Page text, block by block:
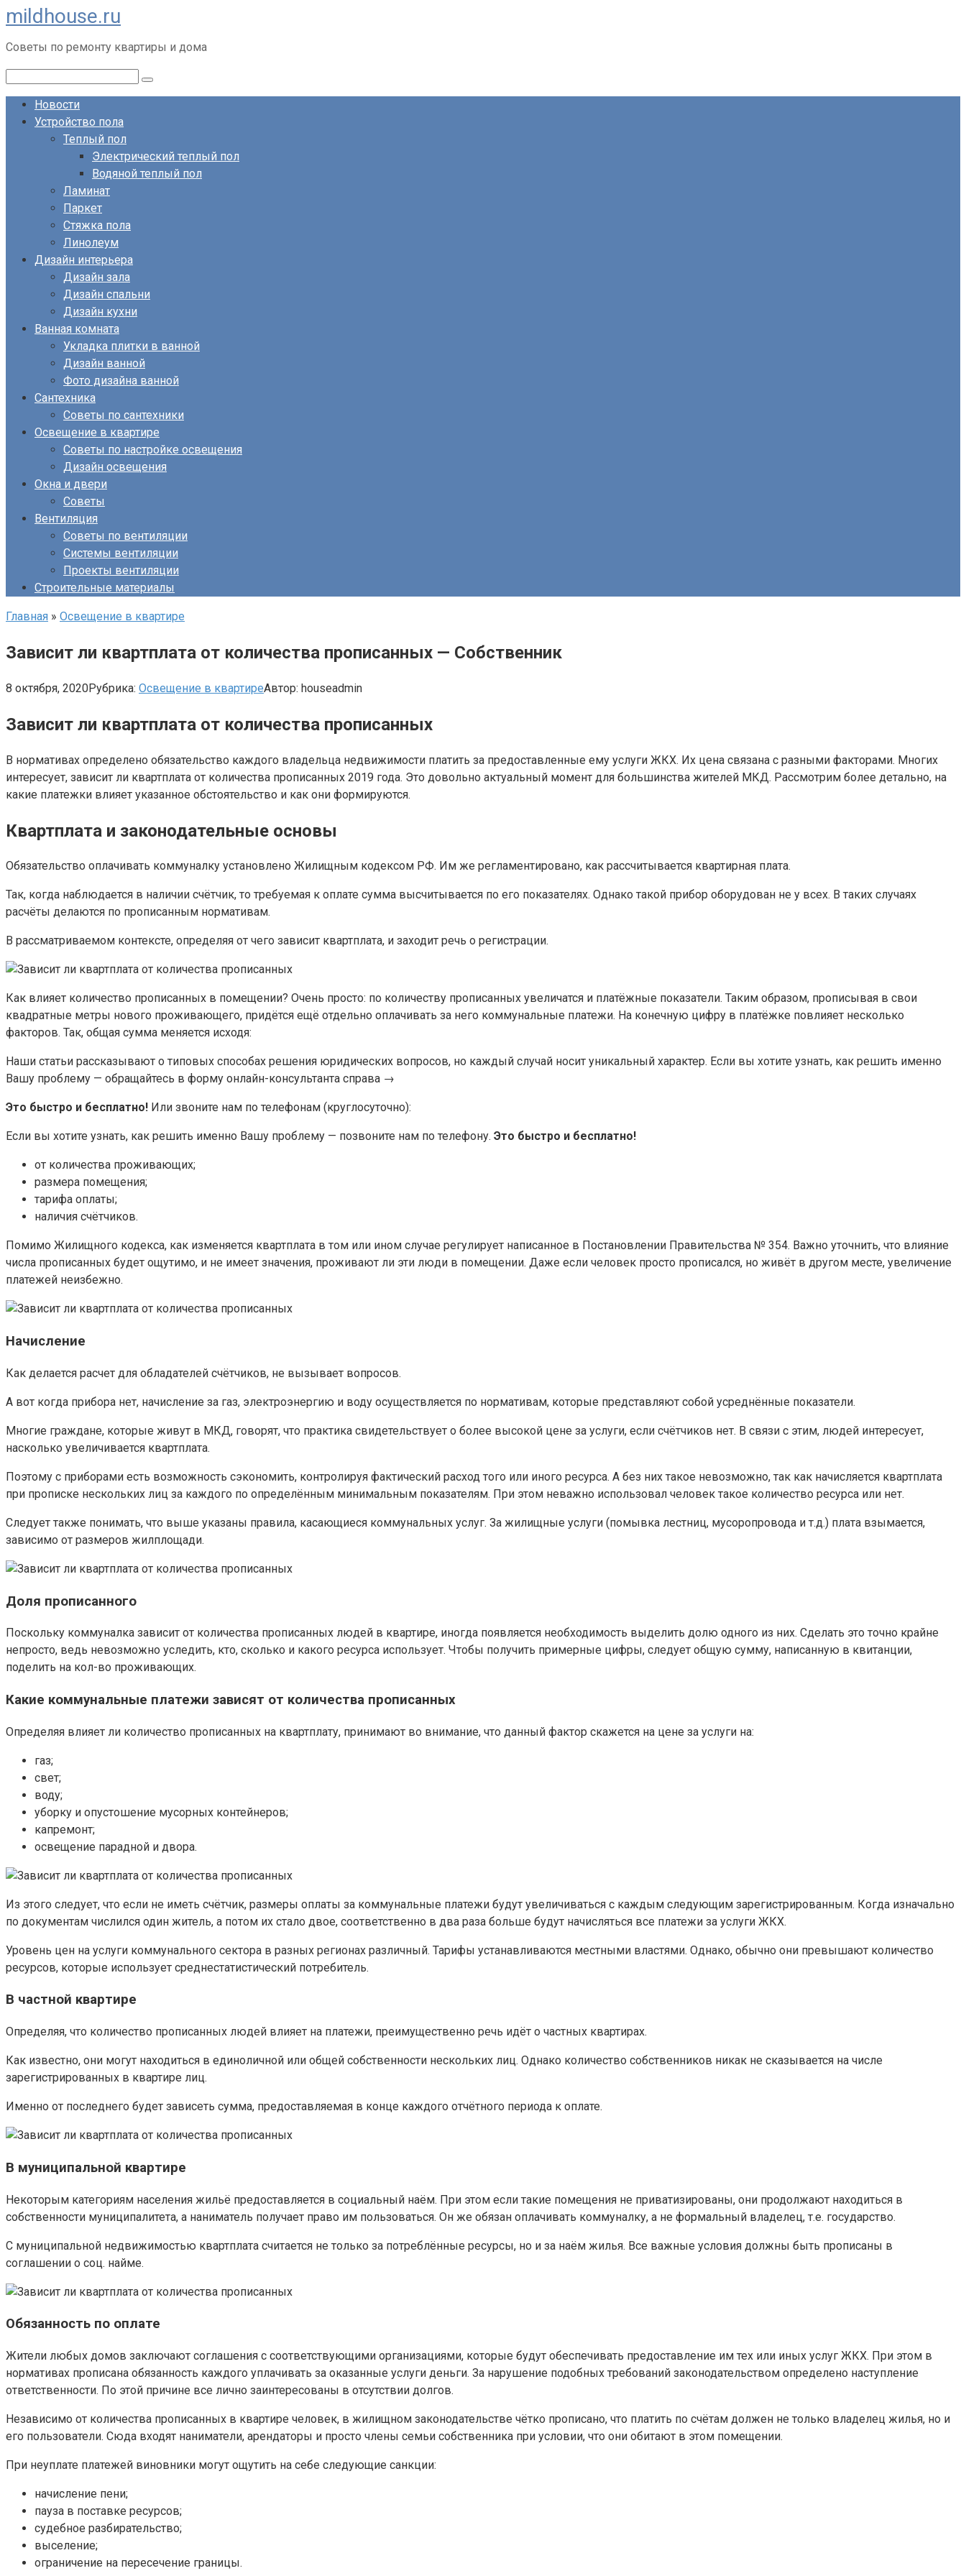
Перейти
к
контенту
mildhouse.ru
Советы по ремонту квартиры и дома
Новости
Устройство пола
Теплый пол
Электрический теплый пол
Водяной теплый пол
Ламинат
Паркет
Стяжка пола
Линолеум
Дизайн интерьера
Дизайн зала
Дизайн спальни
Дизайн кухни
Ванная комната
Укладка плитки в ванной
Дизайн ванной
Фото дизайна ванной
Сантехника
Советы по сантехники
Освещение в квартире
Советы по настройке освещения
Дизайн освещения
Окна и двери
Советы
Вентиляция
Советы по вентиляции
Системы вентиляции
Проекты вентиляции
Строительные материалы
Главная » Освещение в квартире
Зависит ли квартплата от количества прописанных — Собственник
8 октября, 2020Рубрика: Освещение в квартиреАвтор: houseadmin
Зависит ли квартплата от количества прописанных
В нормативах определено обязательство каждого владельца недвижимости платить за предоставленные ему услуги ЖКХ. Их цена связана с разными факторами. Многих
интересует, зависит ли квартплата от количества прописанных 2019 года. Это довольно актуальный момент для большинства жителей МКД. Рассмотрим более детально, на
какие платежки влияет указанное обстоятельство и как они формируются.
Квартплата и законодательные основы
Обязательство оплачивать коммуналку установлено Жилищным кодексом РФ. Им же регламентировано, как рассчитывается квартирная плата.
Так, когда наблюдается в наличии счётчик, то требуемая к оплате сумма высчитывается по его показателях. Однако такой прибор оборудован не у всех. В таких случаях
расчёты делаются по прописанным нормативам.
В рассматриваемом контексте, определяя от чего зависит квартплата, и заходит речь о регистрации.
Как влияет количество прописанных в помещении? Очень просто: по количеству прописанных увеличатся и платёжные показатели. Таким образом, прописывая в свои
квадратные метры нового проживающего, придётся ещё отдельно оплачивать за него коммунальные платежи. На конечную цифру в платёжке повлияет несколько
факторов. Так, общая сумма меняется исходя:
Наши статьи рассказывают о типовых способах решения юридических вопросов, но каждый случай носит уникальный характер. Если вы хотите узнать, как решить именно
Вашу проблему — обращайтесь в форму онлайн-консультанта справа →
Это быстро и бесплатно! Или звоните нам по телефонам (круглосуточно):
Если вы хотите узнать, как решить именно Вашу проблему — позвоните нам по телефону. Это быстро и бесплатно!
от количества проживающих;
размера помещения;
тарифа оплаты;
наличия счётчиков.
Помимо Жилищного кодекса, как изменяется квартплата в том или ином случае регулирует написанное в Постановлении Правительства № 354. Важно уточнить, что влияние
числа прописанных будет ощутимо, и не имеет значения, проживают ли эти люди в помещении. Даже если человек просто прописался, но живёт в другом месте, увеличение
платежей неизбежно.
Начисление
Как делается расчет для обладателей счётчиков, не вызывает вопросов.
А вот когда прибора нет, начисление за газ, электроэнергию и воду осуществляется по нормативам, которые представляют собой усреднённые показатели.
Многие граждане, которые живут в МКД, говорят, что практика свидетельствует о более высокой цене за услуги, если счётчиков нет. В связи с этим, людей интересует,
насколько увеличивается квартплата.
Поэтому с приборами есть возможность сэкономить, контролируя фактический расход того или иного ресурса. А без них такое невозможно, так как начисляется квартплата
при прописке нескольких лиц за каждого по определённым минимальным показателям. При этом неважно использовал человек такое количество ресурса или нет.
Следует также понимать, что выше указаны правила, касающиеся коммунальных услуг. За жилищные услуги (помывка лестниц, мусоропровода и т.д.) плата взымается,
зависимо от размеров жилплощади.
Доля прописанного
Поскольку коммуналка зависит от количества прописанных людей в квартире, иногда появляется необходимость выделить долю одного из них. Сделать это точно крайне
непросто, ведь невозможно уследить, кто, сколько и какого ресурса использует. Чтобы получить примерные цифры, следует общую сумму, написанную в квитанции,
поделить на кол-во проживающих.
Какие коммунальные платежи зависят от количества прописанных
Определяя влияет ли количество прописанных на квартплату, принимают во внимание, что данный фактор скажется на цене за услуги на:
газ;
свет;
воду;
уборку и опустошение мусорных контейнеров;
капремонт;
освещение парадной и двора.
Из этого следует, что если не иметь счётчик, размеры оплаты за коммунальные платежи будут увеличиваться с каждым следующим зарегистрированным. Когда изначально
по документам числился один житель, а потом их стало двое, соответственно в два раза больше будут начисляться все платежи за услуги ЖКХ.
Уровень цен на услуги коммунального сектора в разных регионах различный. Тарифы устанавливаются местными властями. Однако, обычно они превышают количество
ресурсов, которые использует среднестатистический потребитель.
В частной квартире
Определяя, что количество прописанных людей влияет на платежи, преимущественно речь идёт о частных квартирах.
Как известно, они могут находиться в единоличной или общей собственности нескольких лиц. Однако количество собственников никак не сказывается на числе
зарегистрированных в квартире лиц.
Именно от последнего будет зависеть сумма, предоставляемая в конце каждого отчётного периода к оплате.
В муниципальной квартире
Некоторым категориям населения жильё предоставляется в социальный наём. При этом если такие помещения не приватизированы, они продолжают находиться в
собственности муниципалитета, а наниматель получает право им пользоваться. Он же обязан оплачивать коммуналку, а не формальный владелец, т.е. государство.
С муниципальной недвижимостью квартплата считается не только за потреблённые ресурсы, но и за наём жилья. Все важные условия должны быть прописаны в
соглашении о соц. найме.
Обязанность по оплате
Жители любых домов заключают соглашения с соответствующими организациями, которые будут обеспечивать предоставление им тех или иных услуг ЖКХ. При этом в
нормативах прописана обязанность каждого уплачивать за оказанные услуги деньги. За нарушение подобных требований законодательством определено наступление
ответственности. По этой причине все лично заинтересованы в отсутствии долгов.
Независимо от количества прописанных в квартире человек, в жилищном законодательстве чётко прописано, что платить по счётам должен не только владелец жилья, но и
его пользователи. Сюда входят наниматели, арендаторы и просто члены семьи собственника при условии, что они обитают в этом помещении.
При неуплате платежей виновники могут ощутить на себе следующие санкции:
начисление пени;
пауза в поставке ресурсов;
судебное разбирательство;
выселение;
ограничение на пересечение границы.